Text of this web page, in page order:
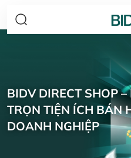
BIDV DIRECT SHOP
TRỌN TIỆN ÍCH BÁN
DOANH NGHIỆP